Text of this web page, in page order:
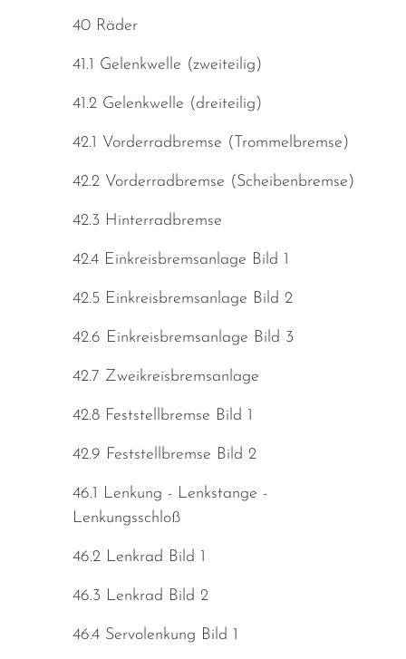
40 Räder
41.1 Gelenkwelle (zweiteilig)
41.2 Gelenkwelle (dreiteilig)
42.1 Vorderradbremse (Trommelbremse)
42.2 Vorderradbremse (Scheibenbremse)
42.3 Hinterradbremse
42.4 Einkreisbremsanlage Bild 1
42.5 Einkreisbremsanlage Bild 2
42.6 Einkreisbremsanlage Bild 3
42.7 Zweikreisbremsanlage
42.8 Feststellbremse Bild 1
42.9 Feststellbremse Bild 2
46.1 Lenkung - Lenkstange -
Lenkungsschloß
46.2 Lenkrad Bild 1
46.3 Lenkrad Bild 2
46.4 Servolenkung Bild 1